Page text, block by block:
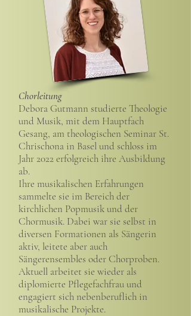
​Chorleitung
Debora Gutmann studierte Theologie
und Musik, mit dem Hauptfach
Gesang, am theologischen Seminar St.
Chrischona in Basel und schloss im
Jahr 2022 erfolgreich ihre Ausbildung
ab.
Ihre musikalischen Erfahrungen
sammelte sie im Bereich der
kirchlichen Popmusik und der
Chormusik. Dabei war sie selbst in
diversen Formationen als Sängerin
aktiv, leitete aber auch
Sängerensembles oder Chorproben.
Aktuell arbeitet sie wieder als
diplomierte Pflegefachfrau und
engagiert sich nebenberuflich in
musikalische Projekte.